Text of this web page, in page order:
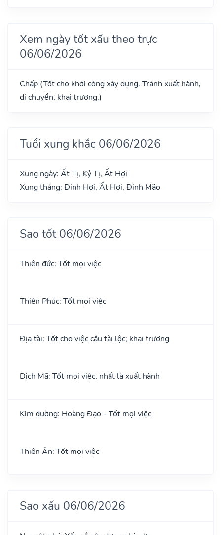
Xem ngày tốt xấu theo trực
06/06/2026
Chấp (Tốt cho khởi công xây dựng. Tránh xuất hành,
di chuyển, khai trương.)
Tuổi xung khắc 06/06/2026
Xung ngày: Ất Tị, Kỷ Tị, Ất Hợi
Xung tháng: Đinh Hợi, Ất Hợi, Đinh Mão
Sao tốt 06/06/2026
Thiên đức: Tốt mọi việc
Thiên Phúc: Tốt mọi việc
Địa tài: Tốt cho việc cầu tài lộc; khai trương
Dịch Mã: Tốt mọi việc, nhất là xuất hành
Kim đường: Hoàng Đạo - Tốt mọi việc
Thiên Ân: Tốt mọi việc
Sao xấu 06/06/2026